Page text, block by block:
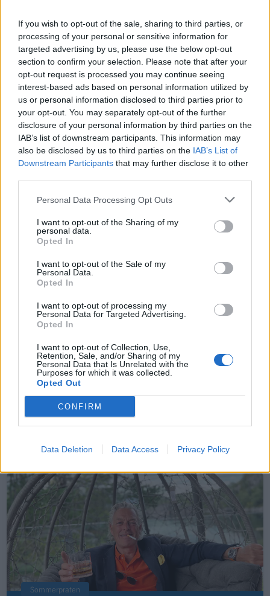
If you wish to opt-out of the sale, sharing to third parties, or
processing of your personal or sensitive information for
targeted advertising by us, please use the below opt-out
section to confirm your selection. Please note that after your
opt-out request is processed you may continue seeing
interest-based ads based on personal information utilized by
us or personal information disclosed to third parties prior to
your opt-out. You may separately opt-out of the further
disclosure of your personal information by third parties on the
IAB’s list of downstream participants. This information may
also be disclosed by us to third parties on the IAB’s List of
Downstream Participants that may further disclose it to other
Personal Data Processing Opt Outs
I want to opt-out of the Sharing of my
personal data.
Opted In
I want to opt-out of the Sale of my
Personal Data.
Opted In
I want to opt-out of processing my
Personal Data for Targeted Advertising.
Opted In
I want to opt-out of Collection, Use,
Retention, Sale, and/or Sharing of my
Personal Data that Is Unrelated with the
Purposes for which it was collected.
Opted Out
CONFIRM
Data Deletion Data Access Privacy Policy
Bli abonnent
Næringsliv
Mest lest siste syv dager
Sommerpraten
– Finner roen på hytta
ABONNEMENT
Nokon må sove dårleg om natta
ABONNEMENT
Sommerpraten